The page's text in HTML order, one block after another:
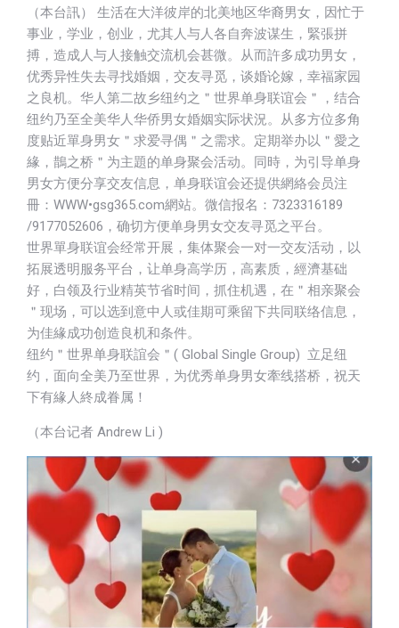
（本台訊） 生活在大洋彼岸的北美地区华裔男女，因忙于
事业，学业，创业，尤其人与人各自奔波谋生，緊張拼
搏，造成人与人接触交流机会甚微。从而許多成功男女，
优秀异性失去寻找婚姻，交友寻觅，谈婚论嫁，幸福家园
之良机。华人第二故乡纽约之＂世界单身联谊会＂，结合
纽约乃至全美华人华侨男女婚姻实际状況。从多方位多角
度贴近單身男女＂求爱寻偶＂之需求。定期举办以＂愛之
緣，鵲之桥＂为主題的单身聚会活动。同時，为引导单身
男女方便分享交友信息，单身联谊会还提供網絡会员注
冊：WWW•gsg365.com網站。微信报名：7323316189
/9177052606，确切方便单身男女交友寻觅之平台。
世界單身联谊会经常开展，集体聚会一对一交友活动，以
拓展透明服务平台，让单身高学历，高素质，經濟基础
好，白领及行业精英节省时间，抓住机遇，在＂相亲聚会
＂现场，可以选到意中人或佳期可乘留下共同联络信息，
为佳緣成功创造良机和条件。
纽约＂世界单身联誼会＂( Global Single Group) 立足纽
约，面向全美乃至世界，为优秀单身男女牽线搭桥，祝天
下有緣人終成眷属！
（本台记者 Andrew Li )